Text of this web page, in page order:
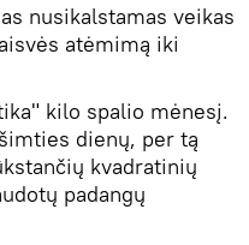
nusikalstamas veikas
atėmimą iki
kilo spalio mėnesį.
dienų, per tą
kvadratinių
padangų